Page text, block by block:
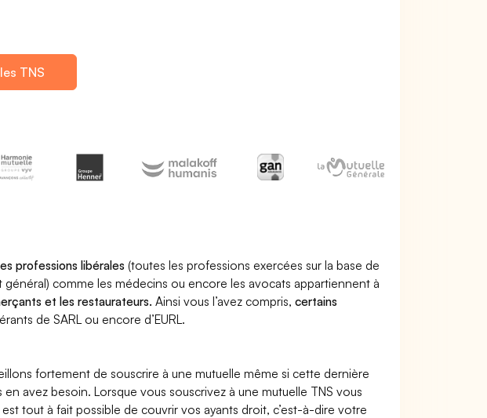
TNS
professions libérales (toutes les professions exercées sur la base de
comme les médecins ou encore les avocats appartiennent à
et les restaurateurs. Ainsi vous l’avez compris,certains
de SARL ou encore d’EURL.
fortement de souscrire à une mutuelle même si cette dernière
avez besoin. Lorsque vous souscrivez à une mutuelle TNS vous
tout à fait possible de couvrir vos ayants droit, c’est-à-dire votre